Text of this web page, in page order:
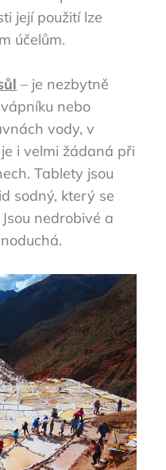
její použití lze
účelům.
– je nezbytně
nebo
vody, v
i velmi žádaná při
Tablety jsou
sodný, který se
nedrobivé a